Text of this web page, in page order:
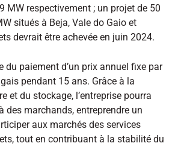
MW respectivement ; un projet de 50
situés à Beja, Vale do Gaio et
devrait être achevée en juin 2024.
du paiement d’un prix annuel fixe par
pendant 15 ans. Grâce à la
et du stockage, l’entreprise pourra
des marchands, entreprendre un
aux marchés des services
tout en contribuant à la stabilité du